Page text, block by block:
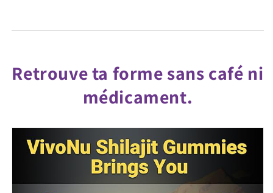
Retrouve ta forme sans café ni
médicament.